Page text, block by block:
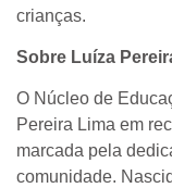
crianças.
Sobre Luíza
O Núcleo de
Pereira Lima em
marcada pela
comunidade.